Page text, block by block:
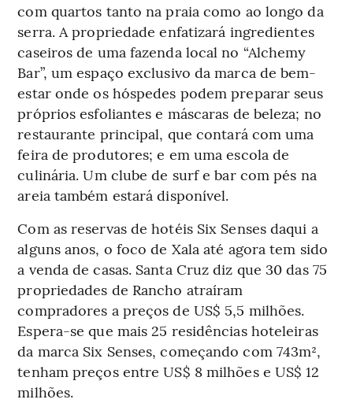
com quartos tanto na praia como ao longo da
serra. A propriedade enfatizará ingredientes
caseiros de uma fazenda local no “Alchemy
Bar”, um espaço exclusivo da marca de bem-
estar onde os hóspedes podem preparar seus
próprios esfoliantes e máscaras de beleza; no
restaurante principal, que contará com uma
feira de produtores; e em uma escola de
culinária. Um clube de surf e bar com pés na
areia também estará disponível.
Com as reservas de hotéis Six Senses daqui a
alguns anos, o foco de Xala até agora tem sido
a venda de casas. Santa Cruz diz que 30 das 75
propriedades de Rancho atraíram
compradores a preços de US$ 5,5 milhões.
Espera-se que mais 25 residências hoteleiras
da marca Six Senses, começando com 743m²,
tenham preços entre US$ 8 milhões e US$ 12
milhões.